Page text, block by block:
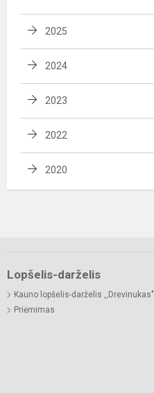
2025
2024
2023
2022
2020
Lopšelis-darželis
Kauno lopšelis-darželis ,,Drevinukas"
Priėmimas